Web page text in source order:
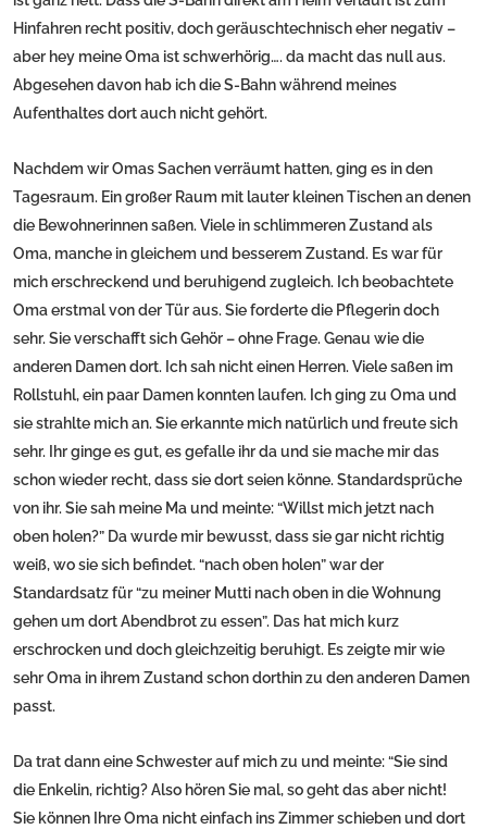
Hinfahren recht positiv, doch geräuschtechnisch eher negativ –
aber hey meine Oma ist schwerhörig…. da macht das null aus.
Abgesehen davon hab ich die S-Bahn während meines
Aufenthaltes dort auch nicht gehört.
Nachdem wir Omas Sachen verräumt hatten, ging es in den
Tagesraum. Ein großer Raum mit lauter kleinen Tischen an denen
die Bewohnerinnen saßen. Viele in schlimmeren Zustand als
Oma, manche in gleichem und besserem Zustand. Es war für
mich erschreckend und beruhigend zugleich. Ich beobachtete
Oma erstmal von der Tür aus. Sie forderte die Pflegerin doch
sehr. Sie verschafft sich Gehör – ohne Frage. Genau wie die
anderen Damen dort. Ich sah nicht einen Herren. Viele saßen im
Rollstuhl, ein paar Damen konnten laufen. Ich ging zu Oma und
sie strahlte mich an. Sie erkannte mich natürlich und freute sich
sehr. Ihr ginge es gut, es gefalle ihr da und sie mache mir das
schon wieder recht, dass sie dort seien könne. Standardsprüche
von ihr. Sie sah meine Ma und meinte: “Willst mich jetzt nach
oben holen?” Da wurde mir bewusst, dass sie gar nicht richtig
weiß, wo sie sich befindet. “nach oben holen” war der
Standardsatz für “zu meiner Mutti nach oben in die Wohnung
gehen um dort Abendbrot zu essen”. Das hat mich kurz
erschrocken und doch gleichzeitig beruhigt. Es zeigte mir wie
sehr Oma in ihrem Zustand schon dorthin zu den anderen Damen
passt.
Da trat dann eine Schwester auf mich zu und meinte: “Sie sind
die Enkelin, richtig? Also hören Sie mal, so geht das aber nicht!
Sie können Ihre Oma nicht einfach ins Zimmer schieben und dort